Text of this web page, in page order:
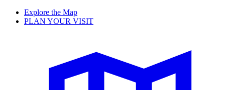
Explore the Map
PLAN YOUR VISIT